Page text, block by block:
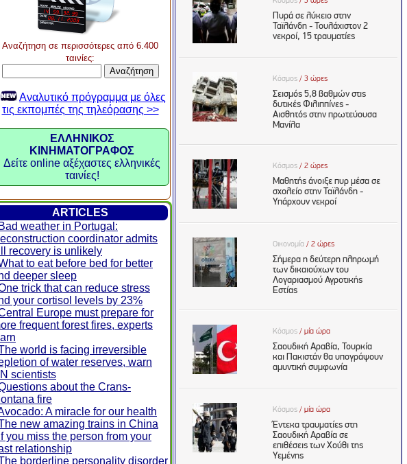
Αναζήτηση σε περισσότερες από 6.400
ταινίες:
Αναλυτικό πρόγραμμα με όλες
τις εκπομπές της τηλεόρασης >>
ΕΛΛΗΝΙΚΟΣ
ΚΙΝΗΜΑΤΟΓΡΑΦΟΣ
Δείτε online αξέχαστες ελληνικές
ταινίες!
ARTICLES
Bad weather in Portugal:
coordinator admits
recovery is unlikely
to eat before bed for better
deeper sleep
trick that can reduce stress
your cortisol levels by 23%
Europe must prepare for
frequent forest fires, experts
world is facing irreversible
of water reserves, warn
scientists
about the Crans-
fire
A miracle for our health
new amazing trains in China
If you miss the person from your
relationship
borderline personality disorder